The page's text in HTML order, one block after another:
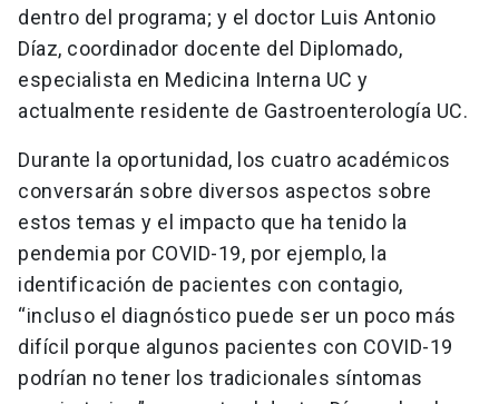
dentro del programa; y el doctor Luis Antonio
Díaz, coordinador docente del Diplomado,
especialista en Medicina Interna UC y
actualmente residente de Gastroenterología UC.
Durante la oportunidad, los cuatro académicos
conversarán sobre diversos aspectos sobre
estos temas y el impacto que ha tenido la
pendemia por COVID-19, por ejemplo, la
identificación de pacientes con contagio,
“incluso el diagnóstico puede ser un poco más
difícil porque algunos pacientes con COVID-19
podrían no tener los tradicionales síntomas